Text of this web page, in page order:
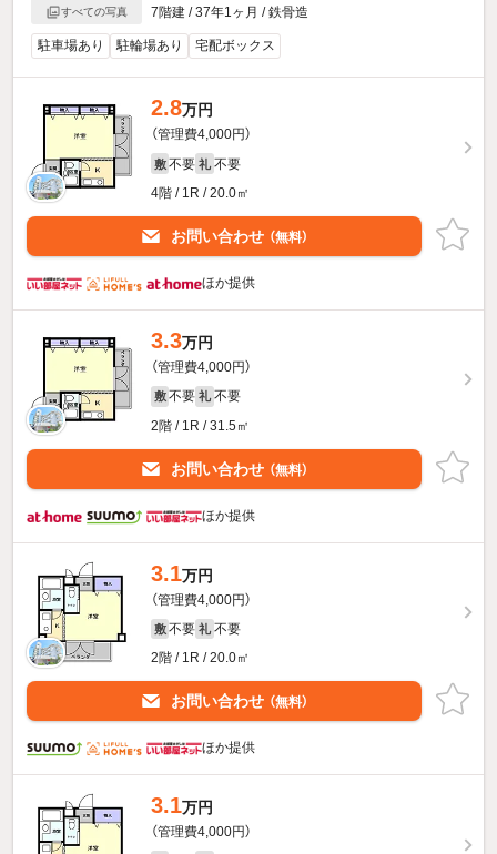
すべての写真
7階建 / 37年1ヶ月 / 鉄骨造
駐車場あり 駐輪場あり 宅配ボックス
2.8万円
（管理費4,000円）
敷 不要 礼 不要
4階 / 1R / 20.0㎡
お問い合わせ （無料）
ほか提供
3.3万円
（管理費4,000円）
敷 不要 礼 不要
2階 / 1R / 31.5㎡
お問い合わせ （無料）
ほか提供
3.1万円
（管理費4,000円）
敷 不要 礼 不要
2階 / 1R / 20.0㎡
お問い合わせ （無料）
ほか提供
3.1万円
（管理費4,000円）